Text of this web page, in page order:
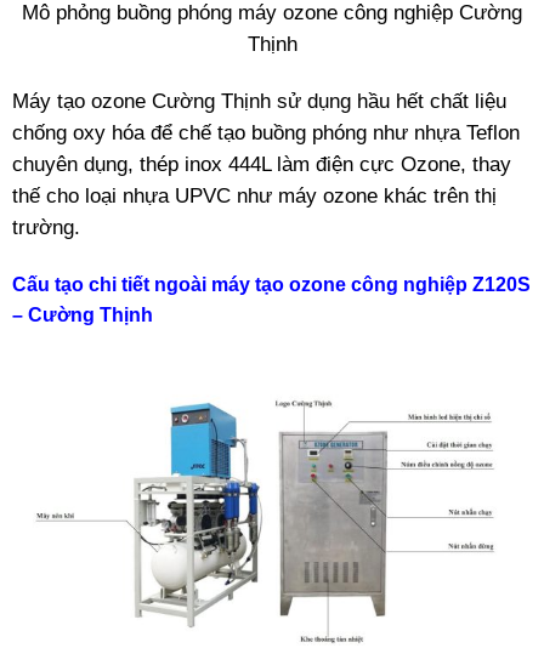
Mô phỏng buồng phóng máy ozone công nghiệp Cường
Thịnh
Máy tạo ozone Cường Thịnh sử dụng hầu hết chất liệu
chống oxy hóa để chế tạo buồng phóng như nhựa Teflon
chuyên dụng, thép inox 444L làm điện cực Ozone, thay
thế cho loại nhựa UPVC như máy ozone khác trên thị
trường.
Cấu tạo chi tiết ngoài máy tạo ozone công nghiệp Z120S
– Cường Thịnh